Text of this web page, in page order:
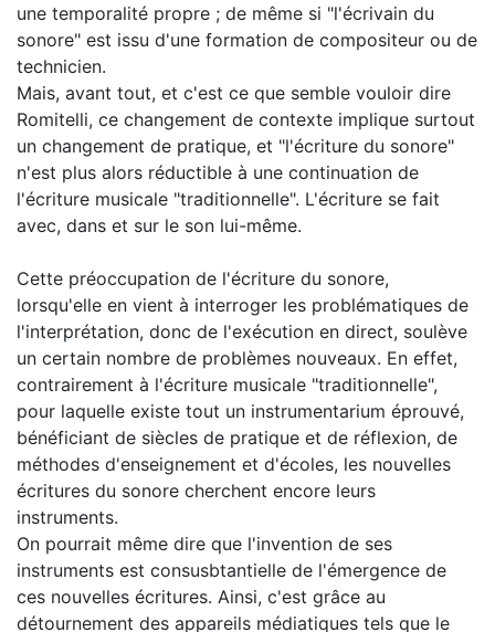
une temporalité propre ; de même si "l'écrivain du
sonore" est issu d'une formation de compositeur ou de
technicien.
Mais, avant tout, et c'est ce que semble vouloir dire
Romitelli, ce changement de contexte implique surtout
un changement de pratique, et "l'écriture du sonore"
n'est plus alors réductible à une continuation de
l'écriture musicale "traditionnelle". L'écriture se fait
avec, dans et sur le son lui-même.
Cette préoccupation de l'écriture du sonore,
lorsqu'elle en vient à interroger les problématiques de
l'interprétation, donc de l'exécution en direct, soulève
un certain nombre de problèmes nouveaux. En effet,
contrairement à l'écriture musicale "traditionnelle",
pour laquelle existe tout un instrumentarium éprouvé,
bénéficiant de siècles de pratique et de réflexion, de
méthodes d'enseignement et d'écoles, les nouvelles
écritures du sonore cherchent encore leurs
instruments.
On pourrait même dire que l'invention de ses
instruments est consusbtantielle de l'émergence de
ces nouvelles écritures. Ainsi, c'est grâce au
détournement des appareils médiatiques tels que le